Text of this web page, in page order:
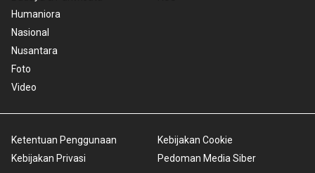
Humaniora
Nasional
Nusantara
Foto
Video
Ketentuan Penggunaan
Kebijakan Privasi
Kebijakan Cookie
Pedoman Media Siber